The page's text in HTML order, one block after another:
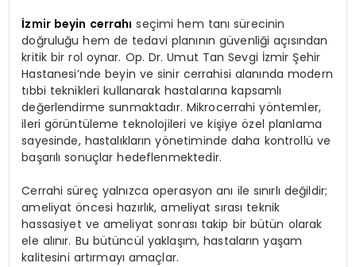
İzmir beyin cerrahı seçimi hem tanı sürecinin
doğruluğu hem de tedavi planının güvenliği açısından
kritik bir rol oynar. Op. Dr. Umut Tan Sevgi İzmir Şehir
Hastanesi’nde beyin ve sinir cerrahisi alanında modern
tıbbi teknikleri kullanarak hastalarına kapsamlı
değerlendirme sunmaktadır. Mikrocerrahi yöntemler,
ileri görüntüleme teknolojileri ve kişiye özel planlama
sayesinde, hastalıkların yönetiminde daha kontrollü ve
başarılı sonuçlar hedeflenmektedir.
Cerrahi süreç yalnızca operasyon anı ile sınırlı değildir;
ameliyat öncesi hazırlık, ameliyat sırası teknik
hassasiyet ve ameliyat sonrası takip bir bütün olarak
ele alınır. Bu bütüncül yaklaşım, hastaların yaşam
kalitesini artırmayı amaçlar.